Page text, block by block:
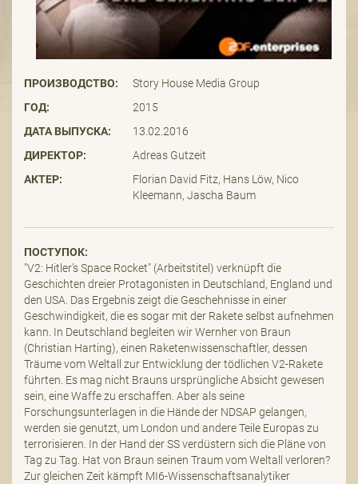
ПРОИЗВОДСТВО:
Story House Media Group
ГОД:
2015
ДАТА ВЫПУСКА:
13.02.2016
ДИРЕКТОР:
Adreas Gutzeit
АКТЕР:
Florian David Fitz, Hans Löw, Nico
Kleemann, Jascha Baum
ПОСТУПОК:
"V2: Hitler’s Space Rocket" (Arbeitstitel) verknüpft die
Geschichten dreier Protagonisten in Deutschland, England und
den USA. Das Ergebnis zeigt die Geschehnisse in einer
Geschwindigkeit, die es sogar mit der Rakete selbst aufnehmen
kann. In Deutschland begleiten wir Wernher von Braun
(Christian Harting), einen Raketenwissenschaftler, dessen
Träume vom Weltall zur Entwicklung der tödlichen V2-Rakete
führten. Es mag nicht Brauns ursprüngliche Absicht gewesen
sein, eine Waffe zu erschaffen. Aber als seine
Forschungsunterlagen in die Hände der NDSAP gelangen,
werden sie genutzt, um London und andere Teile Europas zu
terrorisieren. In der Hand der SS verdüstern sich die Pläne von
Tag zu Tag. Hat von Braun seinen Traum vom Weltall verloren?
Zur gleichen Zeit kämpft MI6-Wissenschaftsanalytiker